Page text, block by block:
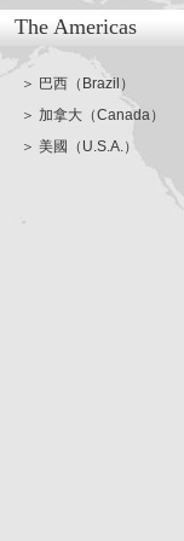
The Americas
＞ 巴西（Brazil）
＞ 加拿大（Canada）
＞ 美國（U.S.A.）